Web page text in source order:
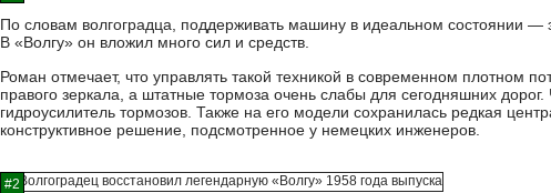
По словам волгоградца, поддерживать машину в идеальном состоянии
В «Волгу» он вложил много сил и средств.
Роман отмечает, что управлять такой техникой в современном плотном
правого зеркала, а штатные тормоза очень слабы для сегодняшних
гидроусилитель тормозов. Также на его модели сохранилась редкая
конструктивное решение, подсмотренное у немецких инженеров.